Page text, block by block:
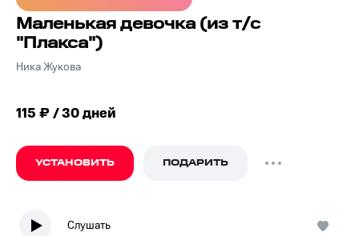
Маленькая девочка (из т/с
"Плакса")
Ника Жукова
115 ₽ / 30 дней
УСТАНОВИТЬ ПОДАРИТЬ
Слушать